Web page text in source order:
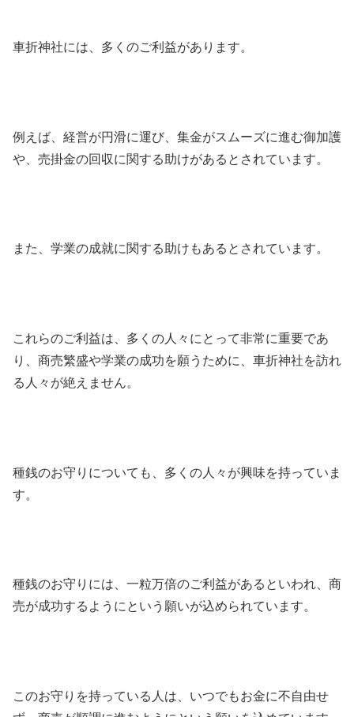
車折神社には、多くのご利益があります。
例えば、経営が円滑に運び、集金がスムーズに進む御加護
や、売掛金の回収に関する助けがあるとされています。
また、学業の成就に関する助けもあるとされています。
これらのご利益は、多くの人々にとって非常に重要であ
り、商売繁盛や学業の成功を願うために、車折神社を訪れ
る人々が絶えません。
種銭のお守りについても、多くの人々が興味を持っていま
す。
種銭のお守りには、一粒万倍のご利益があるといわれ、商
売が成功するようにという願いが込められています。
このお守りを持っている人は、いつでもお金に不自由せ